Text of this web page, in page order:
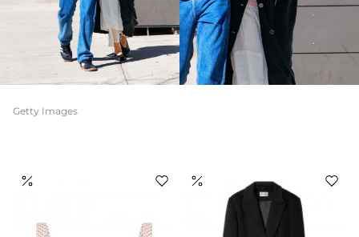
Getty Images